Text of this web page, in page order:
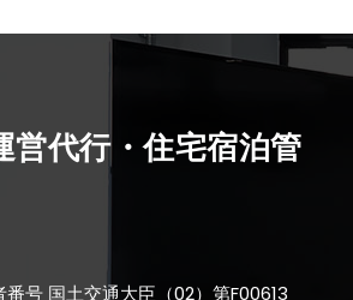
代行・住宅宿泊管
号 国土交通大臣（02）第F00613